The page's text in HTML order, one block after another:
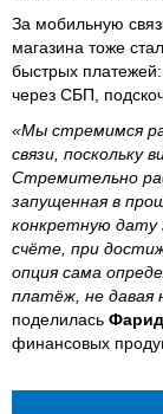
За мобильную
магазина тоже
быстрых
через СБП,
«Мы стремимся
связи, поскольку
Стремительно
запущенная в
конкретную дату
счёте, при
опция сама
платёж, не давая
поделилась
финансовых